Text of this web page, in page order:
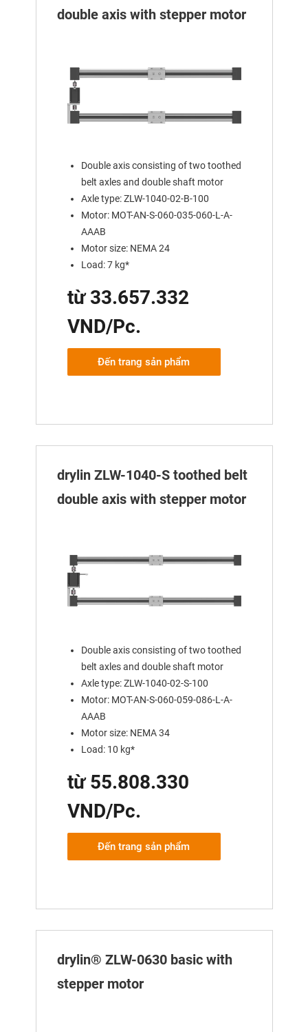
double axis with stepper motor
Double axis consisting of two toothed
belt axles and double shaft motor
Axle type: ZLW-1040-02-B-100
Motor: MOT-AN-S-060-035-060-L-A-
AAAB
Motor size: NEMA 24
Load: 7 kg*
từ 33.657.332
VND/Pc.
Đến trang sản phẩm
drylin ZLW-1040-S toothed belt
double axis with stepper motor
Double axis consisting of two toothed
belt axles and double shaft motor
Axle type: ZLW-1040-02-S-100
Motor: MOT-AN-S-060-059-086-L-A-
AAAB
Motor size: NEMA 34
Load: 10 kg*
từ 55.808.330
VND/Pc.
Đến trang sản phẩm
drylin® ZLW-0630 basic with
stepper motor